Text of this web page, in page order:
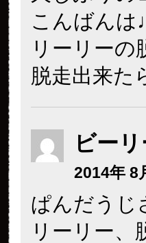
こんばんは♩
リーリーの
脱走出来た
ビー
2014年 8
ぱんだうじ
リーリー、